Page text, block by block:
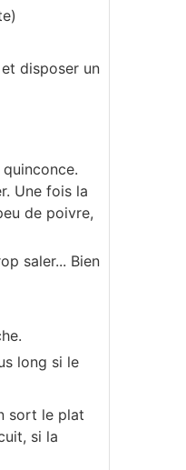
disposer un
Une fois la
de poivre,
saler... Bien
long si le
sort le plat
si la